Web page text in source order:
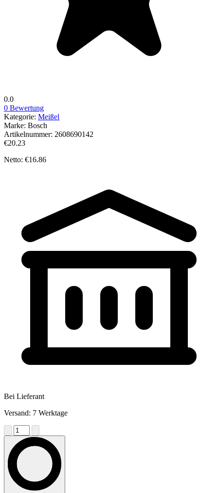
0.0
0 Bewertung
Kategorie: Meißel
Marke: Bosch
Artikelnummer: 2608690142
€20.23
Netto: €16.86
Bei Lieferant
Versand: 7 Werktage